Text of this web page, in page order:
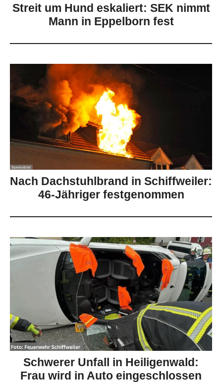
Streit um Hund eskaliert: SEK nimmt
Mann in Eppelborn fest
Nach Dachstuhlbrand in Schiffweiler:
46-Jähriger festgenommen
Schwerer Unfall in Heiligenwald:
Frau wird in Auto eingeschlossen